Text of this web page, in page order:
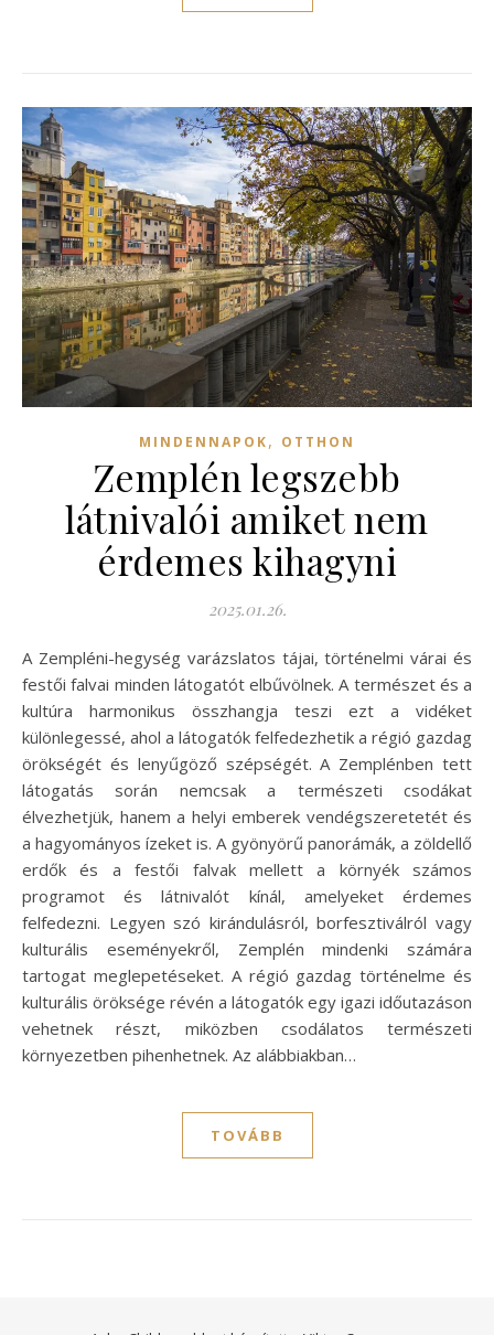
MINDENNAPOK, OTTHON
Zemplén legszebb
látnivalói amiket nem
érdemes kihagyni
2025.01.26.
A Zempléni-hegység varázslatos tájai, történelmi várai és
festői falvai minden látogatót elbűvölnek. A természet és a
kultúra harmonikus összhangja teszi ezt a vidéket
különlegessé, ahol a látogatók felfedezhetik a régió gazdag
örökségét és lenyűgöző szépségét. A Zemplénben tett
látogatás során nemcsak a természeti csodákat
élvezhetjük, hanem a helyi emberek vendégszeretetét és
a hagyományos ízeket is. A gyönyörű panorámák, a zöldellő
erdők és a festői falvak mellett a környék számos
programot és látnivalót kínál, amelyeket érdemes
felfedezni. Legyen szó kirándulásról, borfesztiválról vagy
kulturális eseményekről, Zemplén mindenki számára
tartogat meglepetéseket. A régió gazdag történelme és
kulturális öröksége révén a látogatók egy igazi időutazáson
vehetnek részt, miközben csodálatos természeti
környezetben pihenhetnek. Az alábbiakban…
TOVÁBB